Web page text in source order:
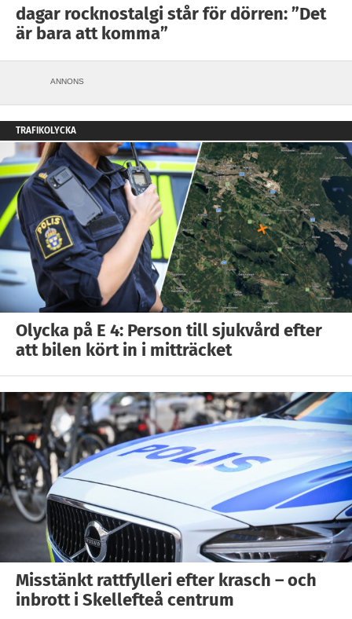
dagar rocknostalgi står för dörren: ”Det
är bara att komma”
ANNONS
TRAFIKOLYCKA
Olycka på E 4: Person till sjukvård efter
att bilen kört in i mitträcket
Misstänkt rattfylleri efter krasch – och
inbrott i Skellefteå centrum